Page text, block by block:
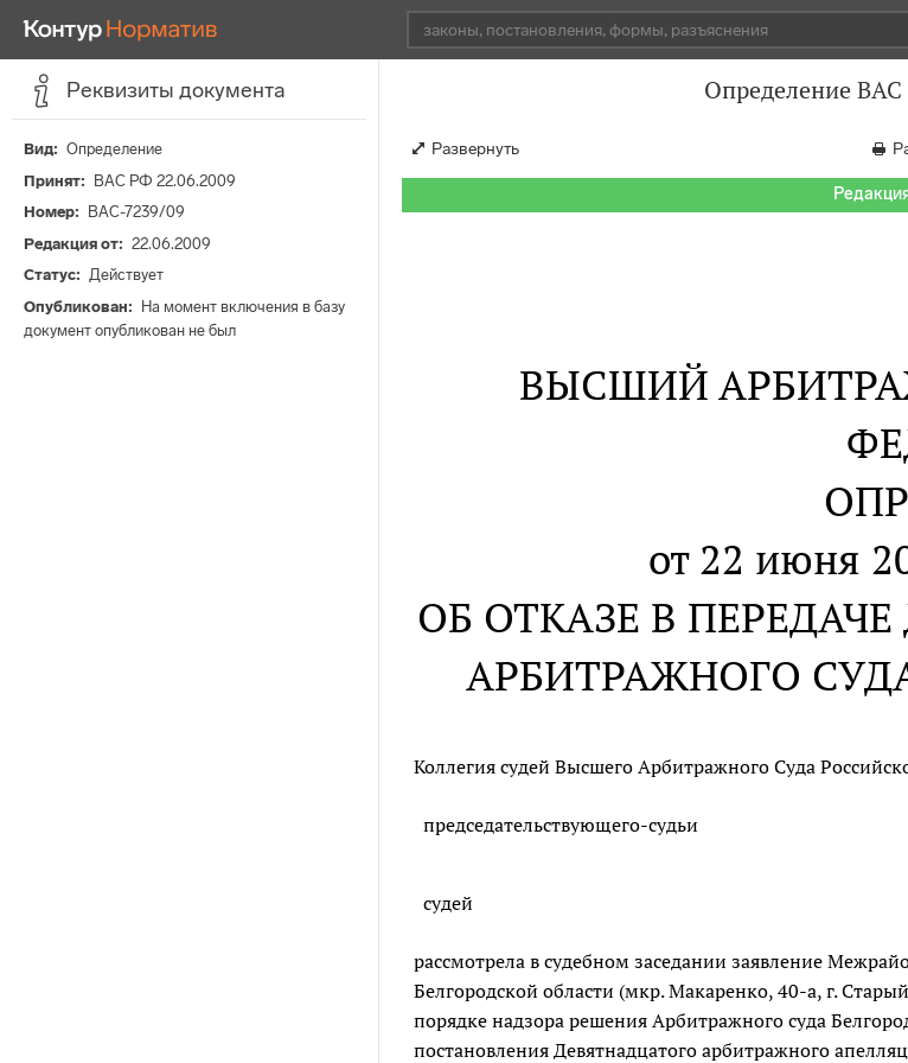
Реквизиты документа
Вид
Определение
Принят
ВАС РФ 22.06.2009
Номер
ВАС-7239/09
Редакция от
22.06.2009
Статус
Действует
Опубликован
На момент включения в базу
документ опубликован не был
Определение
Развернуть
ВЫСШИЙ
от 22 июня
ОБ ОТКАЗЕ В
АРБИТРАЖНОГО
Коллегия судей Высшего Арбитражного Суда
председательствующего-судьи
судей
рассмотрела в судебном заседании заявление
Белгородской области (мкр. Макаренко, 40-а, г.
порядке надзора решения Арбитражного суда
постановления Девятнадцатого арбитражного